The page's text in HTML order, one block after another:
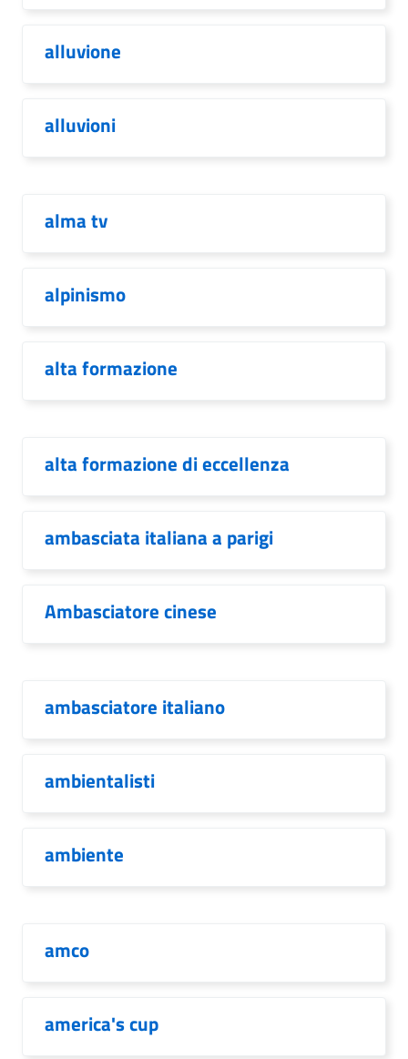
alluvione
alluvioni
alma tv
alpinismo
alta formazione
alta formazione di eccellenza
ambasciata italiana a parigi
Ambasciatore cinese
ambasciatore italiano
ambientalisti
ambiente
amco
america's cup